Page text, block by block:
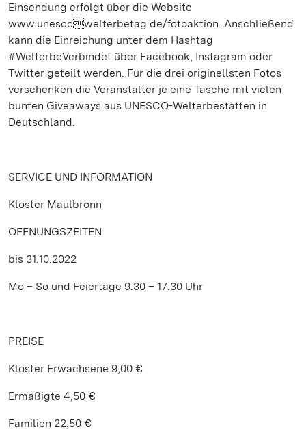
Einsendung erfolgt über die Website
www.unescowelterbetag.de/fotoaktion. Anschließend
kann die Einreichung unter dem Hashtag
#WelterbeVerbindet über Facebook, Instagram oder
Twitter geteilt werden. Für die drei originellsten Fotos
verschenken die Veranstalter je eine Tasche mit vielen
bunten Giveaways aus UNESCO-Welterbestätten in
Deutschland.
SERVICE UND INFORMATION
Kloster Maulbronn
ÖFFNUNGSZEITEN
bis 31.10.2022
Mo – So und Feiertage 9.30 – 17.30 Uhr
PREISE
Kloster Erwachsene 9,00 €
Ermäßigte 4,50 €
Familien 22,50 €